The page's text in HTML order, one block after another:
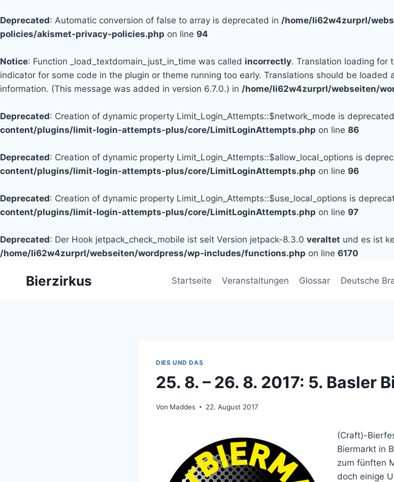
Deprecated: Automatic conversion of false to array is deprecated in /home/li62w4zurprl/
policies/akismet-privacy-policies.php on line 94
Notice: Function _load_textdomain_just_in_time was called incorrectly. Translation loading for
indicator for some code in the plugin or theme running too early. Translations should be loaded
information. (This message was added in version 6.7.0.) in /home/li62w4zurprl/webseiten/
Deprecated: Creation of dynamic property Limit_Login_Attempts::$network_mode is
content/plugins/limit-login-attempts-plus/core/LimitLoginAttempts.php on line 86
Deprecated: Creation of dynamic property Limit_Login_Attempts::$allow_local_options is
content/plugins/limit-login-attempts-plus/core/LimitLoginAttempts.php on line 96
Deprecated: Creation of dynamic property Limit_Login_Attempts::$use_local_options is
content/plugins/limit-login-attempts-plus/core/LimitLoginAttempts.php on line 97
Deprecated: Der Hook jetpack_check_mobile ist seit Version jetpack-8.3.0 veraltet und es ist
/home/li62w4zurprl/webseiten/wordpress/wp-includes/functions.php on line 6170
Bierzirkus Startseite Veranstaltungen Glossar Deutsche
DIES UND DAS
25. 8. – 26. 8. 2017: 5. Basler
Von Maddes 22. August 2017
(Craft)-
Biermarkt in
zum fünften
doch einige